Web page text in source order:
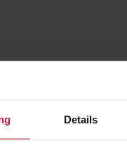
Details
EnergyWonder 800g